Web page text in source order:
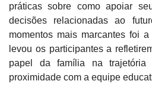
práticas sobre como apoiar
decisões relacionadas ao
momentos mais marcantes foi
levou os participantes a
papel da família na trajetória
proximidade com a equipe